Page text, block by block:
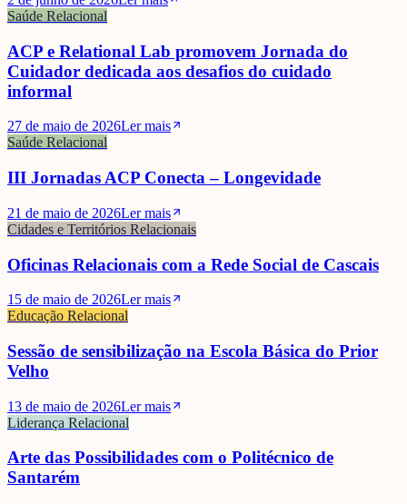
Saúde Relacional
ACP e Relational Lab promovem Jornada do
Cuidador dedicada aos desafios do cuidado
informal
27 de maio de 2026Ler mais
Saúde Relacional
III Jornadas ACP Conecta – Longevidade
21 de maio de 2026Ler mais
Cidades e Territórios Relacionais
Oficinas Relacionais com a Rede Social de Cascais
15 de maio de 2026Ler mais
Educação Relacional
Sessão de sensibilização na Escola Básica do Prior
Velho
13 de maio de 2026Ler mais
Liderança Relacional
Arte das Possibilidades com o Politécnico de
Santarém